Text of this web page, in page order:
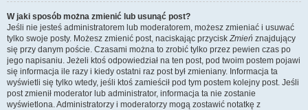
W jaki sposób można zmienić lub usunąć post?
Jeśli nie jesteś administratorem lub moderatorem, możesz zmieniać i usuwać
tylko swoje posty. Możesz zmienić post, naciskając przyciskZmień znajdujący
się przy danym poście. Czasami można to zrobić tylko przez pewien czas po
jego napisaniu. Jeżeli ktoś odpowiedział na ten post, pod twoim postem pojawi
się informacja ile razy i kiedy ostatni raz post był zmieniany. Informacja ta
wyświetli się tylko wtedy, jeśli ktoś zamieścił pod tym postem kolejny post. Jeśli
post zmienił moderator lub administrator, informacja ta nie zostanie
wyświetlona. Administratorzy i moderatorzy mogą zostawić notatkę z